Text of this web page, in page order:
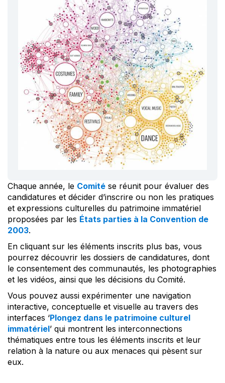
Chaque année, le Comité se réunit pour évaluer des
candidatures et décider d’inscrire ou non les pratiques
et expressions culturelles du patrimoine immatériel
proposées par les États parties à la Convention de
2003.
En cliquant sur les éléments inscrits plus bas, vous
pourrez découvrir les dossiers de candidatures, dont
le consentement des communautés, les photographies
et les vidéos, ainsi que les décisions du Comité.
Vous pouvez aussi expérimenter une navigation
interactive, conceptuelle et visuelle au travers des
interfaces ‘Plongez dans le patrimoine culturel
immatériel’ qui montrent les interconnections
thématiques entre tous les éléments inscrits et leur
relation à la nature ou aux menaces qui pèsent sur
eux.